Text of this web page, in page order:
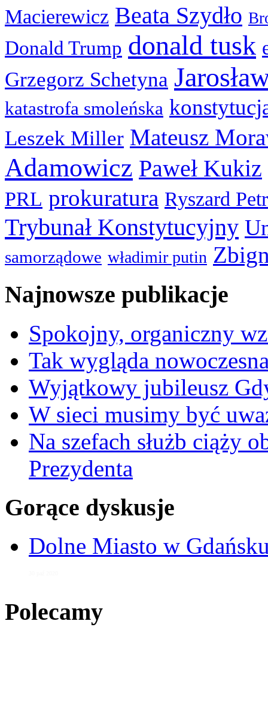
Macierewicz Beata Szydło
Donald Trump donald tusk
Grzegorz Schetyna
katastrofa smoleńska
Leszek Miller Mateusz
Adamowicz Paweł Kukiz
PRL prokuratura Ryszard
Trybunał Konstytucyjny
samorządowe władimir putin
Najnowsze publikacje
Spokojny, organiczny
Tak wygląda
Wyjątkowy jubileusz
W sieci musimy być
Na szefach służb ciąży
Prezydenta
Gorące dyskusje
Dolne Miasto w
Polecamy